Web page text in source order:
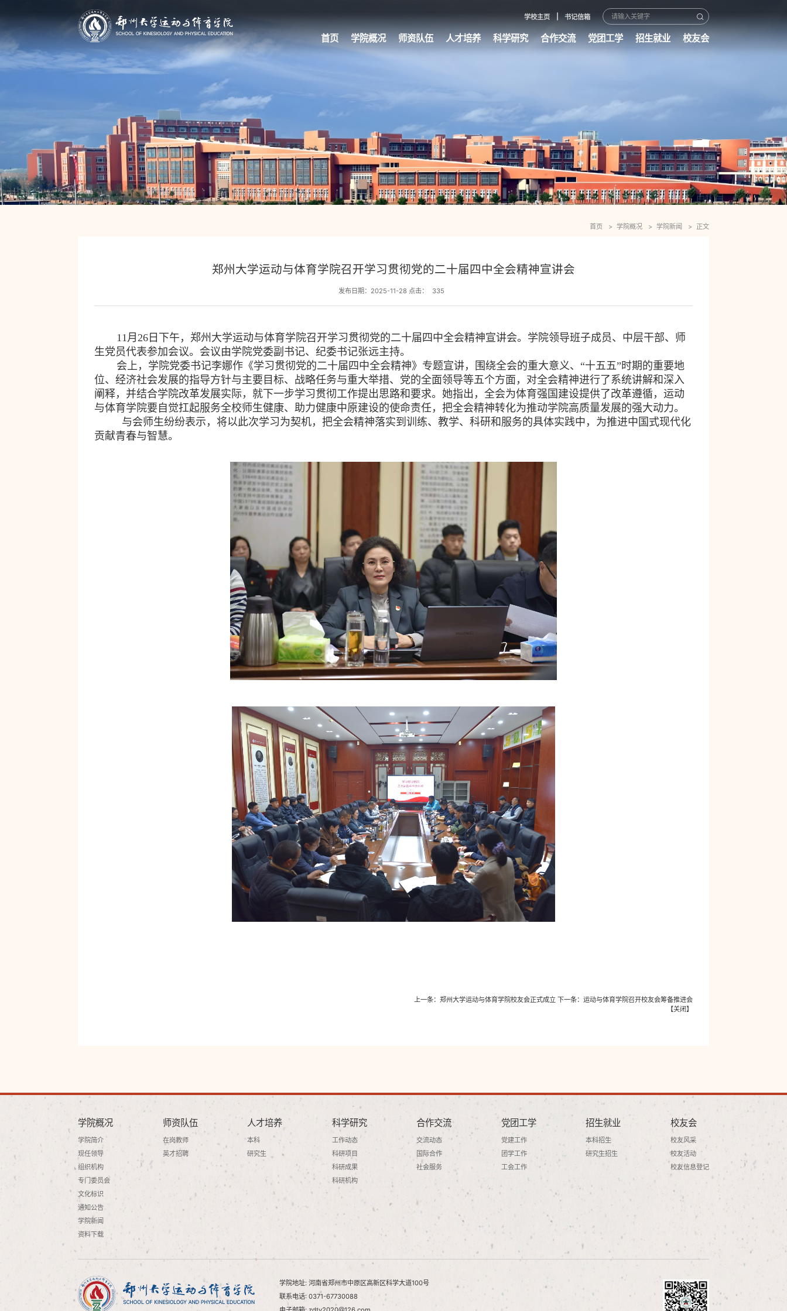
学校主页 书记信箱
首页 学院概况 师资队伍 人才培养 科学研究 合作交流 党团工学 招生就业 校友会
首页 学院概况 学院新闻 正文
郑州大学运动与体育学院召开学习贯彻党的二十届四中全会精神宣讲会
发布日期：2025-11-28 点击： 335
11月26日下午，郑州大学运动与体育学院召开学习贯彻党的二十届四中全会精神宣讲会。学院领导班子成员、中层干部、师
生党员代表参加会议。会议由学院党委副书记、纪委书记张远主持。
会上，学院党委书记李娜作《学习贯彻党的二十届四中全会精神》专题宣讲，围绕全会的重大意义、“十五五”时期的重要地
位、经济社会发展的指导方针与主要目标、战略任务与重大举措、党的全面领导等五个方面，对全会精神进行了系统讲解和深入
阐释，并结合学院改革发展实际，就下一步学习贯彻工作提出思路和要求。她指出，全会为体育强国建设提供了改革遵循，运动
与体育学院要自觉扛起服务全校师生健康、助力健康中原建设的使命责任，把全会精神转化为推动学院高质量发展的强大动力。
与会师生纷纷表示，将以此次学习为契机，把全会精神落实到训练、教学、科研和服务的具体实践中，为推进中国式现代化
贡献青春与智慧。
上一条： 郑州大学运动与体育学院校友会正式成立 下一条： 运动与体育学院召开校友会筹备推进会
【关闭】
学院概况
学院简介
现任领导
组织机构
专门委员会
文化标识
通知公告
学院新闻
资料下载
师资队伍
在岗教师
英才招聘
人才培养
本科
研究生
科学研究
工作动态
科研项目
科研成果
科研机构
合作交流
交流动态
国际合作
社会服务
党团工学
党建工作
团学工作
工会工作
招生就业
本科招生
研究生招生
校友会
校友风采
校友活动
校友信息登记
学院地址: 河南省郑州市中原区高新区科学大道100号
联系电话: 0371-67730088